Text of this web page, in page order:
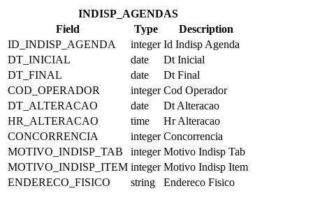
INDISP_AGENDAS
Field
Type
Description
ID_INDISP_AGENDA
integer Id Indisp Agenda
DT_INICIAL
date
Dt Inicial
DT_FINAL
date
Dt Final
COD_OPERADOR
integer Cod Operador
DT_ALTERACAO
date
Dt Alteracao
HR_ALTERACAO
time
Hr Alteracao
CONCORRENCIA
integer Concorrencia
MOTIVO_INDISP_TAB
integer Motivo Indisp Tab
MOTIVO_INDISP_ITEM integer Motivo Indisp Item
ENDERECO_FISICO
string Endereco Fisico